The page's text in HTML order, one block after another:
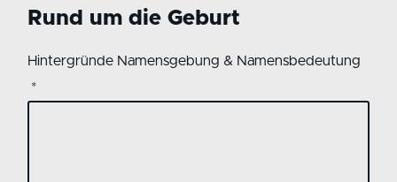
Rund um die Geburt
Hintergründe Namensgebung & Namensbedeutung